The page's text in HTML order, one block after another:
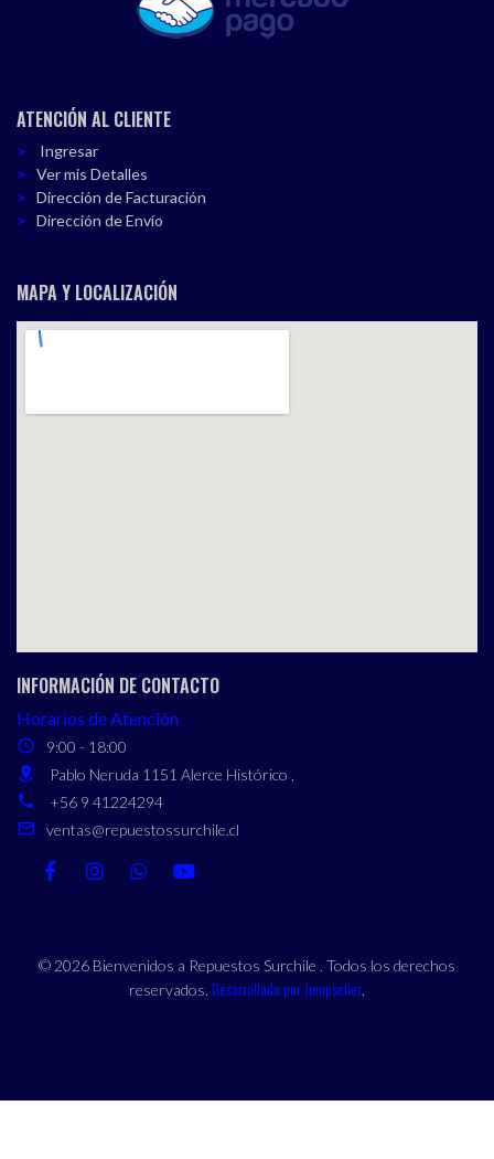
ATENCIÓN AL CLIENTE
Ingresar
Ver mis Detalles
Dirección de Facturación
Dirección de Envío
MAPA Y LOCALIZACIÓN
INFORMACIÓN DE CONTACTO
Horarios de Atención
9:00 - 18:00
Pablo Neruda 1151 Alerce Histórico ,
+56 9 41224294
ventas@repuestossurchile.cl
© 2026 Bienvenidos a Repuestos Surchile . Todos los derechos
reservados. Desarrollado por Jumpseller.